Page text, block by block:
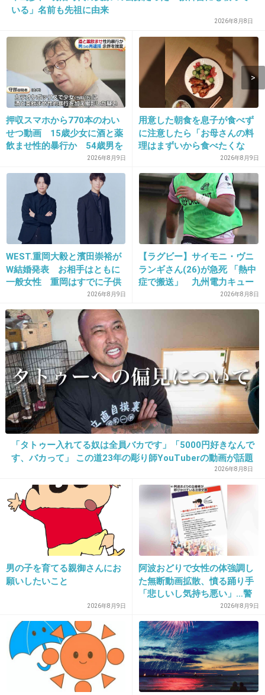
銃は暴力団経由で入手したのかな
+25 -2
自殺にみせかけた殺人と思ったけどムリがある
かな…
+91 -2
15. 匿名2013/10/18(金) 19:23:40
これも不思議な事件だった
http://www.jiji.com/jc/zc?
k=201309/2013091700804
16. 匿名 2013/10/18(金) 19:24:06
ど、この件は違うよね…
+26
17. 匿名2013/10/18(金) 19:24:26
男性に何があったんだ
-2
18. 匿名 2013/10/18(金) 19:24:59
自殺の原因に友人が関係しているのかな
いる」名前も先祖に由来
2026年8月8日
押収スマホから770本のわい
せつ動画 15歳少女に酒と薬
飲ませ性的暴行か 54歳男を
再逮捕 「薬もありますよ」
とSNSで誘い出し
2026年8月9日
用意した朝食を息子が食べず
に注意したら「お母さんの料
理はまずいから食べたくな
い」と…「まずいなら食べな
くていい。今後は自分で食事
を用意しなさい。お金は渡
す」と言った話が議論に
2026年8月9日
WEST.重岡大毅と濱田崇裕が
W結婚発表 お相手はともに
一般女性 重岡はすでに子供
2026年8月9日
【ラグビー】サイモニ・ヴニ
ランギさん(26)が急死 「熱中
症で搬送」 九州電力キュー
デンヴォルテクスで練習中
2026年8月8日
「タトゥー入れてる奴は全員バカです」「5000円好きなんで
す、バカって」 この道23年の彫り師YouTuberの動画が話題
2026年8月8日
男の子を育てる親御さんにお
願いしたいこと
2026年8月9日
阿波おどりで女性の体強調し
た無断動画拡散、憤る踊り手
「悲しいし気持ち悪い」…警
2026年8月9日